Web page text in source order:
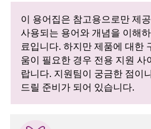
이 용어집은 참고용으로만 제
사용되는 용어와 개념을 이해
료입니다. 하지만 제품에 대한
움이 필요한 경우 전용 지원 사
랍니다. 지원팀이 궁금한 점이
드릴 준비가 되어 있습니다.